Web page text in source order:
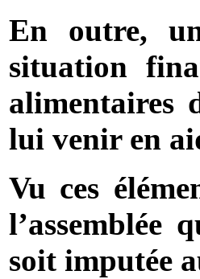
En outre,
situation
alimentaires
lui venir en
Vu ces
l’assemblée
soit imputée